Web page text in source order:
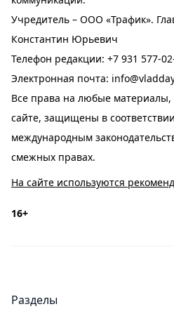
Учредитель – ООО «Трафик».
Константин Юрьевич
Телефон редакции: +7 931 577-
Электронная почта:
Все права на любые материалы,
сайте, защищены в
международным
смежных правах.
На сайте используются
16+
Разделы